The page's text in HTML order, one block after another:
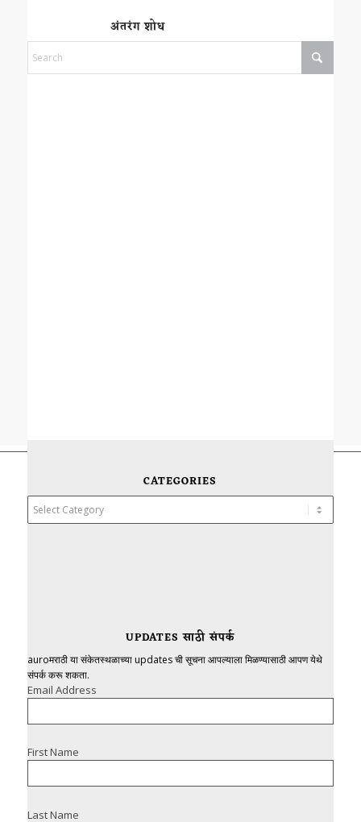
अंतरंग शोध
CATEGORIES
UPDATES साठी संपर्क
auroमराठी या संकेतस्थळाच्या updates ची सूचना आपल्याला मिळण्यासाठी आपण येथे
संपर्क करू शकता.
Email Address
First Name
Last Name